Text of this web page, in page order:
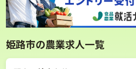
姫路市の農業求人一覧